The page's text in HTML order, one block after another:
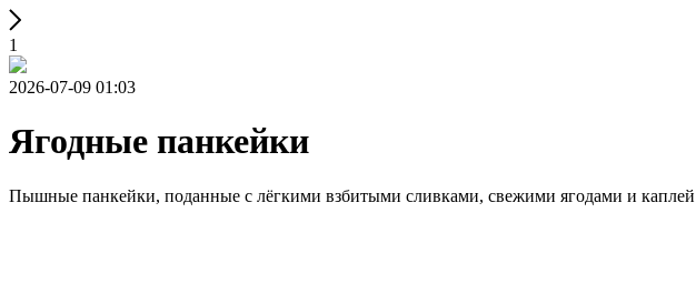
1
2026-07-09 01:03
Ягодные панкейки
Пышные панкейки, поданные с лёгкими взбитыми сливками, свежими ягодами и